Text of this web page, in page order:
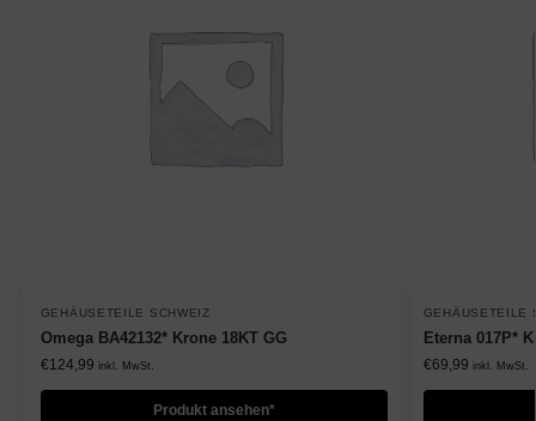
GEHÄUSETEILE SCHWEIZ
Omega BA42132* Krone 18KT GG
€124,99 inkl. MwSt.
Produkt ansehen*
GEHÄUSETEILE
Eterna 017P*
€69,99 inkl. MwSt.